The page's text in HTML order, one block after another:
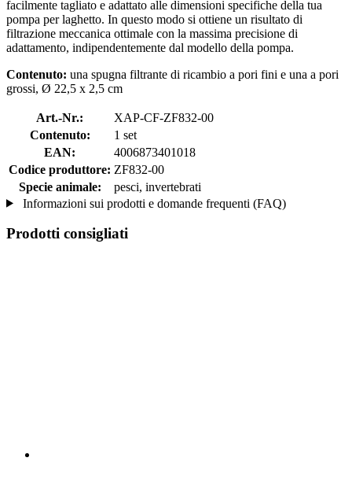
facilmente tagliato e adattato alle dimensioni specifiche della tua
pompa per laghetto. In questo modo si ottiene un risultato di
filtrazione meccanica ottimale con la massima precisione di
adattamento, indipendentemente dal modello della pompa.
Contenuto: una spugna filtrante di ricambio a pori fini e una a pori
grossi, Ø 22,5 x 2,5 cm
Art.-Nr.:
XAP-CF-ZF832-00
Contenuto:
1 set
EAN:
4006873401018
Codice produttore: ZF832-00
Specie animale:
pesci, invertebrati
Informazioni sui prodotti e domande frequenti (FAQ)
Prodotti consigliati